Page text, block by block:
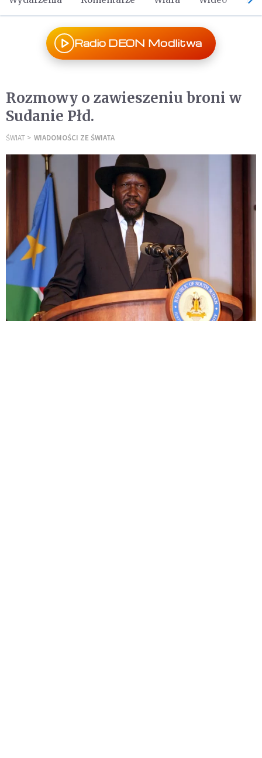
Radio DEON Modlitwa
Rozmowy o zawieszeniu broni w
Sudanie Płd.
ŚWIAT WIADOMOŚCI ZE ŚWIATA